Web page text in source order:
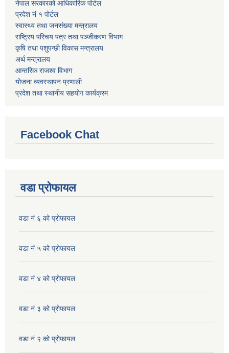
नेपाल सरकारको आधिकारिक पोर्टल
प्रदेश नं १ पोर्टल
स्वास्थ्य तथा जनसंख्या मन्त्रालय
राष्ट्रिय परिचय पत्र तथा पञ्जीकरण विभाग
कृषि तथा पशुपन्छी विकास मन्त्रालय
अर्थ मन्त्रालय
आन्तरिक राजश्व विभाग
योजना व्यवस्थापन प्रणाली
प्रदेश तथा स्थानीय सहयोग कार्यक्रम
Facebook Chat
वडा प्रोफायल
वडा नं ६ को प्रोफायल
वडा नं ५ को प्रोफायल
वडा नं ४ को प्रोफायल
वडा नं ३ को प्रोफायल
वडा नं २ को प्रोफायल